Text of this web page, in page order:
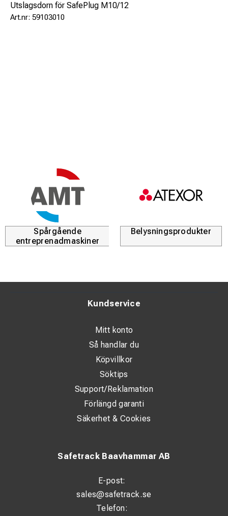
Utslagsdorn för SafePlug M10/12
59103010
Spårgående
entreprenadmaskiner
Belysningsprodukter
Safetrack Baavhammar AB
E-post:
sales@safetrack.se
Telefon:
Kundservice
Mitt konto
Så handlar du
Köpvillkor
Söktips
Support/Reklamation
Förlängd garanti
Säkerhet & Cookies